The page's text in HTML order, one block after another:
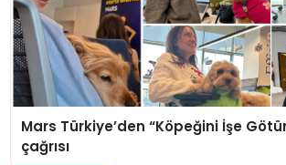
Mars Türkiye’den “Köpeğini İşe
çağrısı